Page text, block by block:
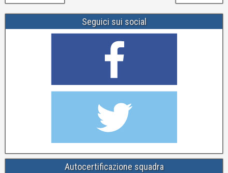
Seguici sui social
Autocertificazione squadra